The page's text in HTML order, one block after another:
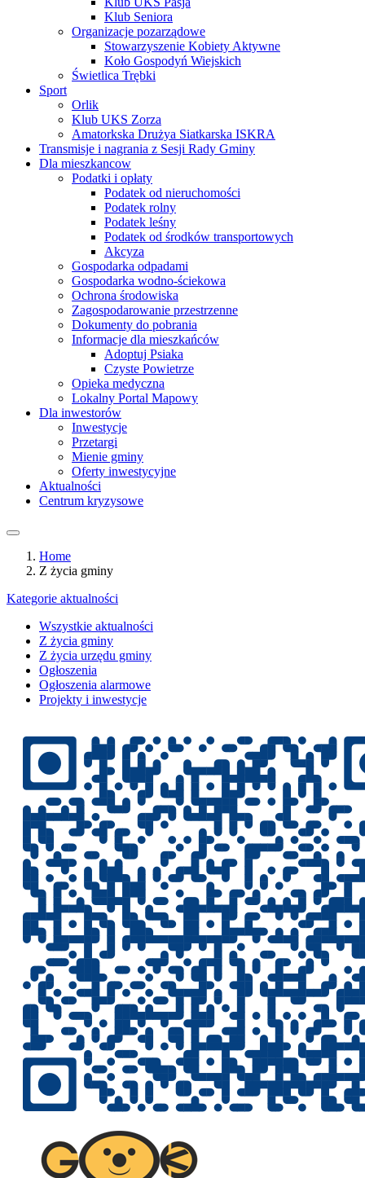
Klub Seniora
Organizacje pozarządowe
Stowarzyszenie Kobiety Aktywne
Koło Gospodyń Wiejskich
Świetlica Trębki
Sport
Orlik
Klub UKS Zorza
Amatorkska Drużya Siatkarska ISKRA
Transmisje i nagrania z Sesji Rady Gminy
Dla mieszkancow
Podatki i opłaty
Podatek od nieruchomości
Podatek rolny
Podatek leśny
Podatek od środków transportowych
Akcyza
Gospodarka odpadami
Gospodarka wodno-ściekowa
Ochrona środowiska
Zagospodarowanie przestrzenne
Dokumenty do pobrania
Informacje dla mieszkańców
Adoptuj Psiaka
Czyste Powietrze
Opieka medyczna
Lokalny Portal Mapowy
Dla inwestorów
Inwestycje
Przetargi
Mienie gminy
Oferty inwestycyjne
Aktualności
Centrum kryzysowe
Home
Z życia gminy
Kategorie aktualności
Wszystkie aktualności
Z życia gminy
Z życia urzędu gminy
Ogłoszenia
Ogłoszenia alarmowe
Projekty i inwestycje